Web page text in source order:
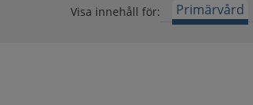
Visa innehåll för: Primärvård